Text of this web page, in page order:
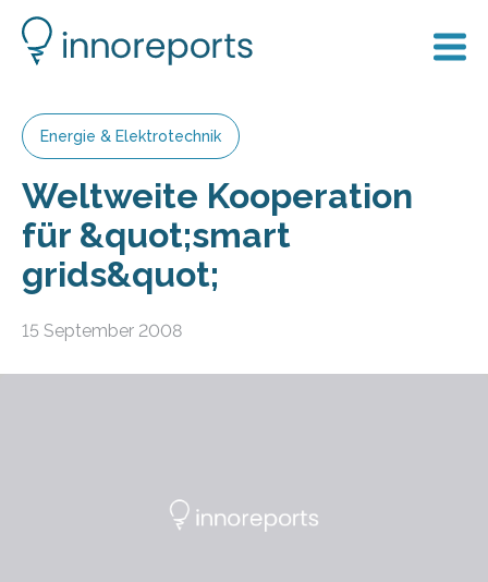
Energie & Elektrotechnik
Weltweite Kooperation
für &quot;smart
grids&quot;
15 September 2008